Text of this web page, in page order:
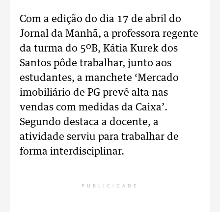
Com a edição do dia 17 de abril do
Jornal da Manhã, a professora regente
da turma do 5ºB, Kátia Kurek dos
Santos pôde trabalhar, junto aos
estudantes, a manchete ‘Mercado
imobiliário de PG prevê alta nas
vendas com medidas da Caixa’.
Segundo destaca a docente, a
atividade serviu para trabalhar de
forma interdisciplinar.
PUBLICIDADE